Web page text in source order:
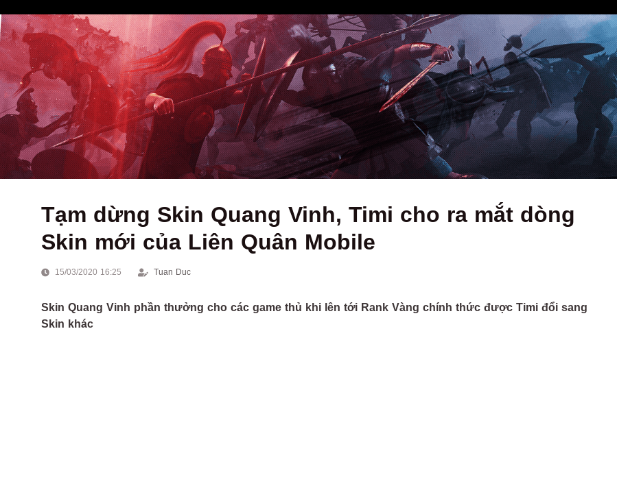
Tạm dừng Skin Quang Vinh, Timi cho ra mắt dòng
Skin mới của Liên Quân Mobile
15/03/2020 16:25 Tuan Duc
Skin Quang Vinh phần thưởng cho các game thủ khi lên tới Rank Vàng chính thức được Timi đổi sang
Skin khác